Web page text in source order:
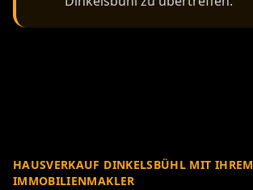
HAUSVERKAUF DINKELSBÜHL MIT IHREM
IMMOBILIENMAKLER